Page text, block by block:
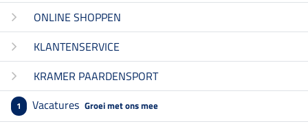
ONLINE SHOPPEN
KLANTENSERVICE
KRAMER PAARDENSPORT
1 Vacatures Groei met ons mee